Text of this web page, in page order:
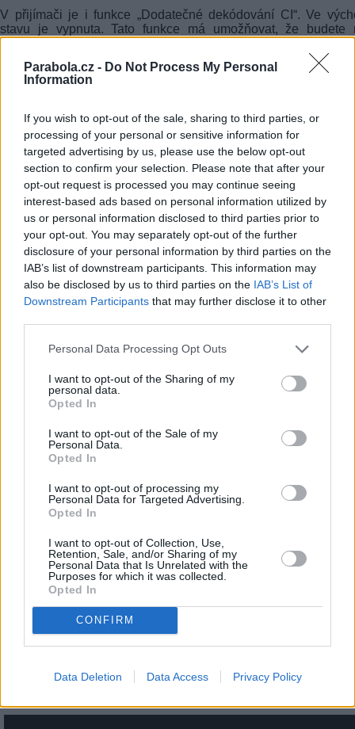
Parabola.cz - Do Not Process My Personal
Information
If you wish to opt-out of the sale, sharing to third parties, or
processing of your personal or sensitive information for
targeted advertising by us, please use the below opt-out
section to confirm your selection. Please note that after your
opt-out request is processed you may continue seeing
interest-based ads based on personal information utilized by
us or personal information disclosed to third parties prior to
your opt-out. You may separately opt-out of the further
disclosure of your personal information by third parties on the
IAB’s list of downstream participants. This information may
also be disclosed by us to third parties on the IAB’s List of
Downstream Participants that may further disclose it to other
Personal Data Processing Opt Outs
I want to opt-out of the Sharing of my
personal data.
Opted In
I want to opt-out of the Sale of my
Personal Data.
Opted In
I want to opt-out of processing my
Personal Data for Targeted Advertising.
Opted In
I want to opt-out of Collection, Use,
Retention, Sale, and/or Sharing of my
Personal Data that Is Unrelated with the
Purposes for which it was collected.
Opted In
CONFIRM
Data Deletion Data Access Privacy Policy
V přijímači je i funkce „Dodatečné dekódování CI“. Ve
stavu je vypnuta. Tato funkce má umožňovat, že budete
používat pouze jeden dekódovací modul, ale nahrávky
Přijímač sice nabízí i funkci dekódování takovýchto
změny OP klíčů jsou z bezpečnostních důvodů poměrně
Takže úspěšné dekódování pořízených záznamů v
podmínkách je čistá loterie.
Pokud omylem tuto funkci zapnete a máte přesto v
dekódovací moduly, přijímač je nebude současně používat a
ke vzniku kódovaných záznamů! V případě zapnutí této
přijímač problémy i s funkcí DualDecrypt při nahrávání
kombinací dvou kódovaných programů z jedné frekvence a na
vznikaly zakódované záznamy, ty jsou zobrazovány s
„klíče“.
Oba výše uvedené příklady svědčí o chybné
funkce. Závěr je tedy jednoduchý, funkci „Dodatečné
dekódovací moduly Irdeto CI+. Výhodou použití
modulů Irdeto CI+ je možnost používat i karty M7 Skylink,
aktivováno vyšší zabezpečení na kartě.
Satelitní operátor Skylink nedoporučuje používat
dekódovací moduly Irdeto, které nemají certifikát Skylink
každé etiketě modulu Irdeto určeného pro dekódování
Skylink musí byt uvedeno „Skylink Ready“. Může se tak stát,
nějaké aktualizace systému Irdeto nebudou necertifikované
plně funkční nebo se stanou nestabilními.
Externí tunery
panelu záslepka, pod kterou naleznete slot pro připojení
tuneru. Firma TechniSat vyrábí dva typy externích
přijímače lze vložit dvojitý satelitní DVB-S/S2 tuner nebo
hybridní DVB-T/DVB-C tuner.
Tím se z přijímače stává šesti tunerový přijímač! Bohužel
tunery neměl k dispozici, protože ještě nebyly skladem u
Při použití externího dvojitého hybridního tuneru by neměl
různých pozemích multiplexů a ze dvou satelitních frekvencí.